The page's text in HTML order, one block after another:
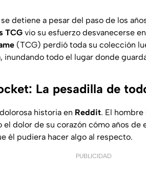
se detiene a pesar del paso de los
TCG vio su esfuerzo desvanecerse
(TCG) perdió toda su colección
inundando todo el lugar donde
La pesadilla de
historia en Reddit. El
dolor de su corazón cómo años
él pudiera hacer algo al respecto.
PUBLICIDAD